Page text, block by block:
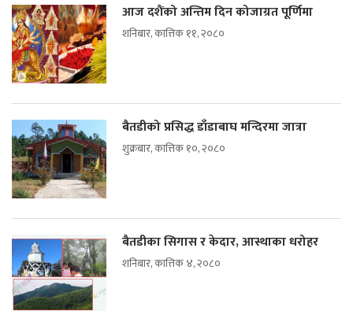
आज दशैंको अन्तिम दिन कोजाग्रत पूर्णिमा
शनिबार, कात्तिक ११, २०८०
बैतडीको प्रसिद्ध डाँडाबाघ मन्दिरमा जात्रा
शुक्रबार, कात्तिक १०, २०८०
बैतडीका सिगास र केदार, आस्थाका धरोहर
शनिबार, कात्तिक ४, २०८०